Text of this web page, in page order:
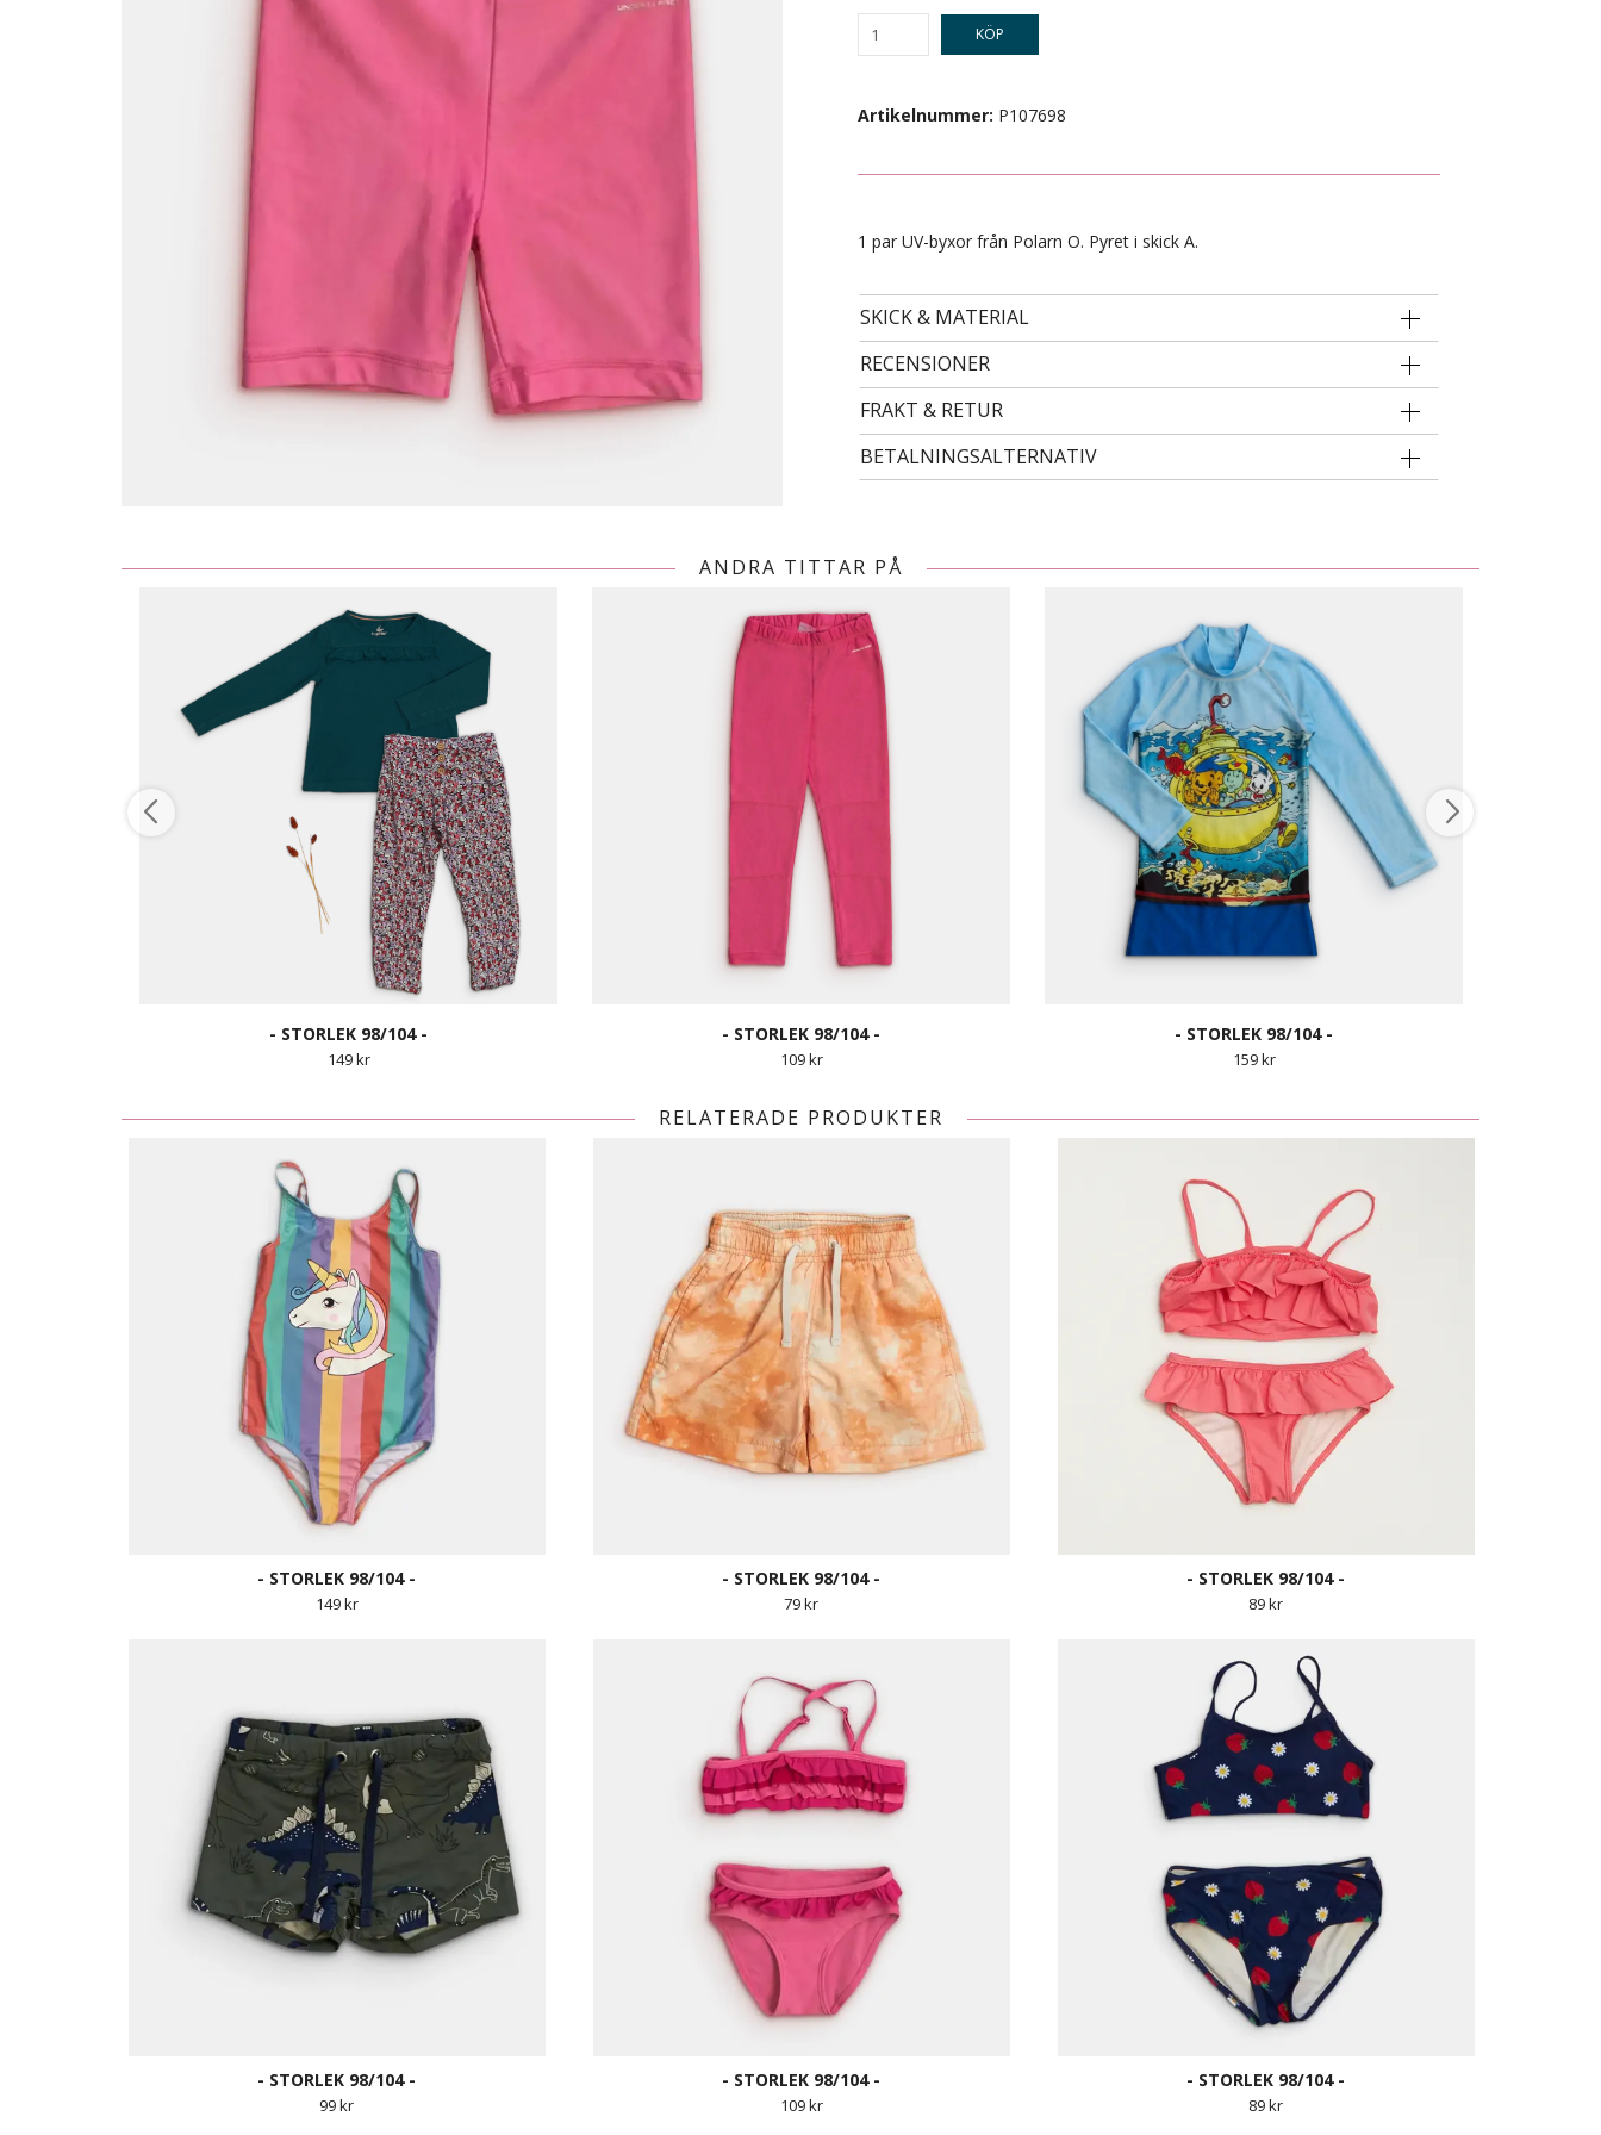
KÖP
Artikelnummer: P107698
1 par UV-byxor från Polarn O. Pyret i skick A.
SKICK & MATERIAL
RECENSIONER
FRAKT & RETUR
BETALNINGSALTERNATIV
ANDRA TITTAR PÅ
- STORLEK 98/104 -
149 kr
- STORLEK 98/104 -
109 kr
- STORLEK 98/104 -
159 kr
RELATERADE PRODUKTER
- STORLEK 98/104 -
149 kr
- STORLEK 98/104 -
79 kr
- STORLEK 98/104 -
89 kr
- STORLEK 98/104 -
99 kr
- STORLEK 98/104 -
109 kr
- STORLEK 98/104 -
89 kr